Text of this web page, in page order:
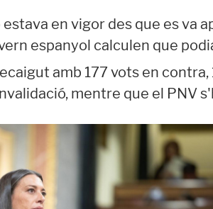
en vigor des que es va
espanyol calculen que
amb 177 vots en
mentre que el PNV